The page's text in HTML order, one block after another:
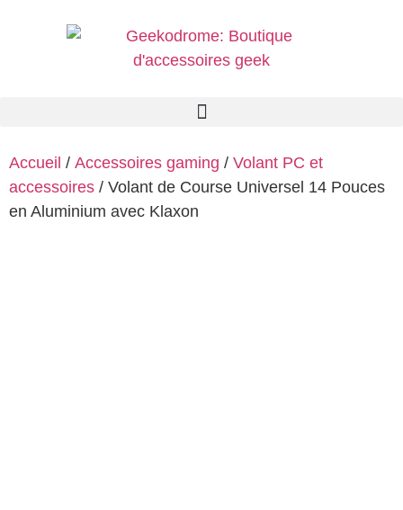
Accueil / Accessoires gaming / Volant PC et
accessoires / Volant de Course Universel 14 Pouces
en Aluminium avec Klaxon